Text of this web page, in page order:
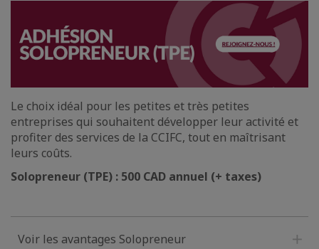
Le choix idéal pour les petites et très petites
entreprises qui souhaitent développer leur activité et
profiter des services de la CCIFC, tout en maîtrisant
leurs coûts.
Solopreneur (TPE) : 500 CAD annuel (+ taxes)
Voir les avantages Solopreneur